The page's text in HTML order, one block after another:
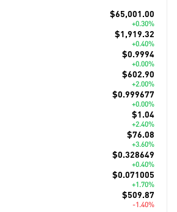
$65,001.00
+0.30%
$1,919.32
+0.40%
$0.9994
+0.00%
$602.90
+2.00%
$0.999677
+0.00%
$1.04
+2.40%
$76.08
+3.60%
$0.328649
+0.40%
$0.071005
+1.70%
$509.87
-1.40%